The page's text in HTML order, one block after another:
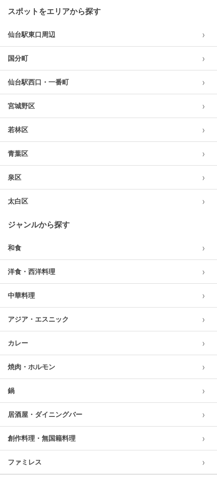
スポットをエリアから探す
仙台駅東口周辺 ›
国分町 ›
仙台駅西口・一番町 ›
宮城野区 ›
若林区 ›
青葉区 ›
泉区 ›
太白区 ›
ジャンルから探す
和食 ›
洋食・西洋料理 ›
中華料理 ›
アジア・エスニック ›
カレー ›
焼肉・ホルモン ›
鍋 ›
居酒屋・ダイニングバー ›
創作料理・無国籍料理 ›
ファミレス ›